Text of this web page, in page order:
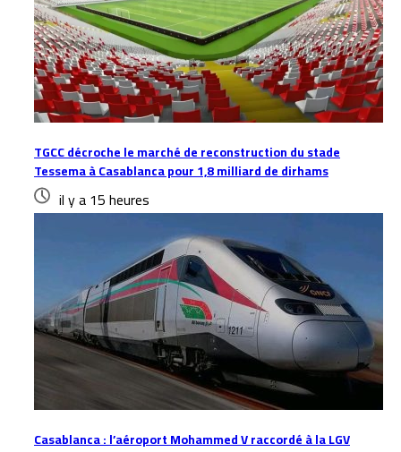
TGCC décroche le marché de reconstruction du stade
Tessema à Casablanca pour 1,8 milliard de dirhams
il y a 15 heures
Casablanca : l’aéroport Mohammed V raccordé à la LGV